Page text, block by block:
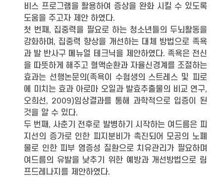
비스 프로그램을 활용하여 증상을 완화 시킬 수 있도록
도움을 주고자 제안 하였다.
첫 번째, 집중력을 필요로 하는 청소년들의 두뇌활동을
강화하며, 집중력 향상을 개선하는 대체 방법으로 족욕
과 발 반사구 메뉴얼 테크닉을 제안하였다. 족욕은 전신
을 따뜻하게 해주고 혈액순환과 자율신경계를 조절하는
효과는 선행논문의(족욕이 수험생의 스트레스 및 피로
에 미치는 효과 아로마 오일과 발효추출물의 비교 연구,
오희선, 2009)임상결과를 통해 과학적으로 입증이 된
것을 알 수 있다.
두 번째, 사춘기 전후로 발병하기 시작하는 여드름은 피
지선의 증가로 인한 피지분비가 촉진되어 모공의 노폐
물로 인한 피부 염증성 질환으로 치유관리가 필요하며
여드름의 유발을 낮추기 위한 예방과 개선방법으로 림
프드레나지를 제안하였다.